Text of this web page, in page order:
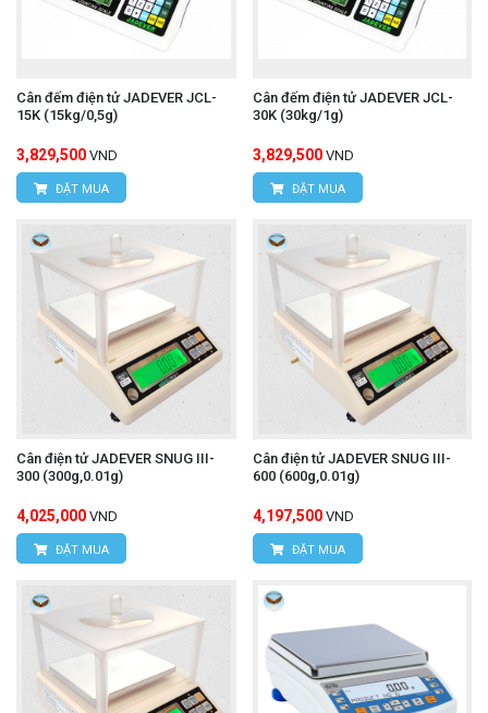
Cân đếm điện tử JADEVER JCL-
15K (15kg/0,5g)
3,829,500 VND
ĐẶT MUA
Cân đếm điện tử JADEVER JCL-
30K (30kg/1g)
3,829,500 VND
ĐẶT MUA
Cân điện tử JADEVER SNUG III-
300 (300g,0.01g)
4,025,000 VND
ĐẶT MUA
Cân điện tử JADEVER SNUG III-
600 (600g,0.01g)
4,197,500 VND
ĐẶT MUA